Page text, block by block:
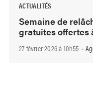
ACTUALITÉS
Semaine de
gratuites offertes
27 février 2026 à 10h55 -